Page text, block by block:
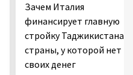
Зачем Италия
финансирует главную
стройку Таджикистана —
страны, у которой нет
своих денег